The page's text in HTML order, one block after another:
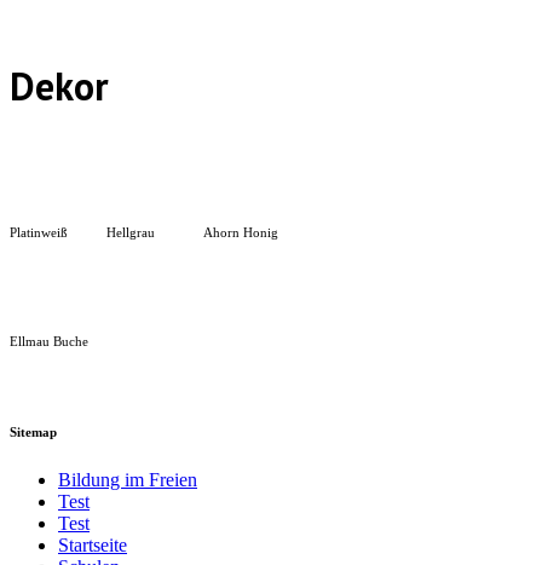
Dekor
Platinweiß Hellgrau Ahorn Honig
Ellmau Buche
Sitemap
Bildung im Freien
Test
Test
Startseite